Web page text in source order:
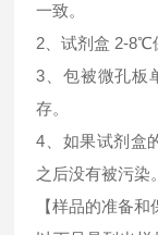
一致。
2、试剂盒 2-8℃
3、包被微孔板
存。
4、如果试剂盒
之后没有被污染。
【样品的准备和